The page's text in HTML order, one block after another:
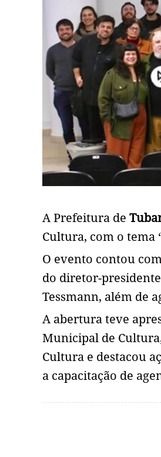
A Prefeitura de
Cultura, com o
O evento contou
do diretor-
Tessmann, além de
A abertura teve
Municipal de
Cultura e destacou
a capacitação de